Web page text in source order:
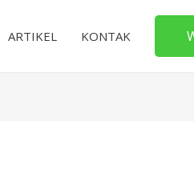
ARTIKEL KONTAK